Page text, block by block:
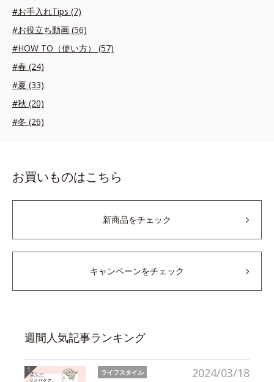
#お手入れTips (7)
#お役立ち動画 (56)
#HOW TO（使い方） (57)
#春 (24)
#夏 (33)
#秋 (20)
#冬 (26)
お買いものはこちら
新商品をチェック
キャンペーンをチェック
週間人気記事ランキング
2024/03/18
ライフスタイル